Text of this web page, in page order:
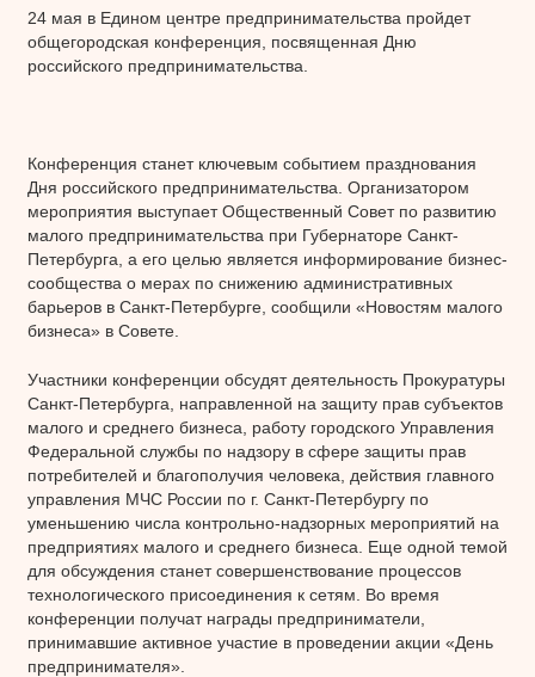
24 мая в Едином центре предпринимательства пройдет
общегородская конференция, посвященная Дню
российского предпринимательства.
Конференция станет ключевым событием празднования
Дня российского предпринимательства. Организатором
мероприятия выступает Общественный Совет по развитию
малого предпринимательства при Губернаторе Санкт-
Петербурга, а его целью является информирование бизнес-
сообщества о мерах по снижению административных
барьеров в Санкт-Петербурге, сообщили «Новостям малого
бизнеса» в Совете.
Участники конференции обсудят деятельность Прокуратуры
Санкт-Петербурга, направленной на защиту прав субъектов
малого и среднего бизнеса, работу городского Управления
Федеральной службы по надзору в сфере защиты прав
потребителей и благополучия человека, действия главного
управления МЧС России по г. Санкт-Петербургу по
уменьшению числа контрольно-надзорных мероприятий на
предприятиях малого и среднего бизнеса. Еще одной темой
для обсуждения станет совершенствование процессов
технологического присоединения к сетям. Во время
конференции получат награды предприниматели,
принимавшие активное участие в проведении акции «День
предпринимателя».